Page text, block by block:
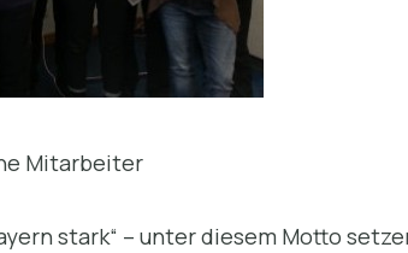
Mitarbeiter
stark“ – unter diesem Motto